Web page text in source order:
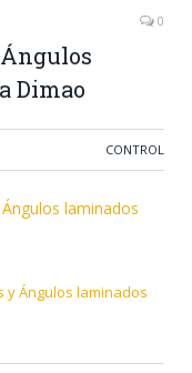
Dimao
0
CONTROL
laminados
y Ángulos laminados